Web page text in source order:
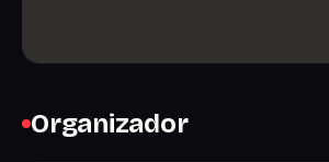
Organizador